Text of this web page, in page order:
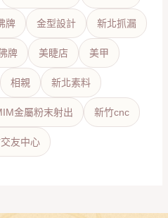
牌 金型設計 新北抓漏
牌 美睫店 美甲
相親 新北素料
金屬粉末射出 新竹cnc
友中心